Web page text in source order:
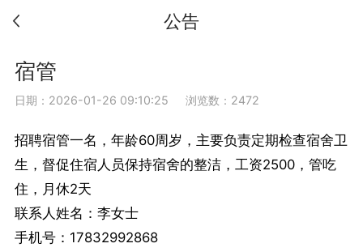
公告
宿管
日期：2026-01-26 09:10:25浏览数：2472
招聘宿管一名，年龄60周岁，主要负责定期检查宿舍卫
生，督促住宿人员保持宿舍的整洁，工资2500，管吃
住，月休2天
联系人姓名：李女士
手机号：17832992868